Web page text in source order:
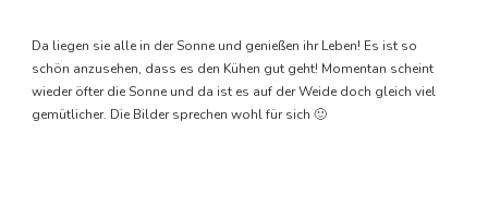
Da liegen sie alle in der Sonne und genießen ihr Leben! Es ist so
schön anzusehen, dass es den Kühen gut geht! Momentan scheint
wieder öfter die Sonne und da ist es auf der Weide doch gleich viel
gemütlicher. Die Bilder sprechen wohl für sich 🙂